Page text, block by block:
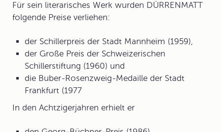
Für sein literarisches Werk wurden DÜRRENMATT
folgende Preise verliehen:
der Schillerpreis der Stadt Mannheim (1959),
der Große Preis der Schweizerischen
Schillerstiftung (1960) und
die Buber-Rosenzweig-Medaille der Stadt
Frankfurt (1977
In den Achtzigerjahren erhielt er